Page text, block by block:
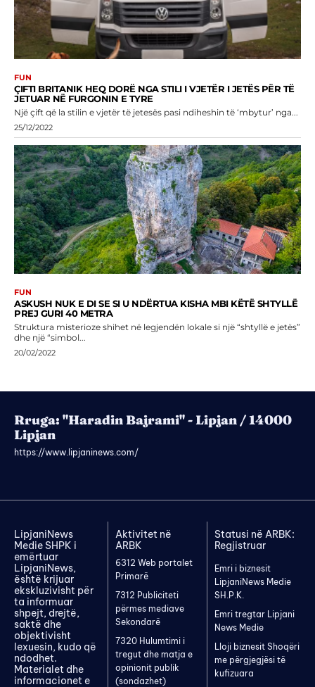
FUN
ÇIFTI BRITANIK HEQ DORË NGA STILI I VJETËR I JETËS PËR TË
JETUAR NË FURGONIN E TYRE
Një çift që la stilin e vjetër të jetesës pasi ndiheshin të ‘mbytur’ nga...
25/12/2022
FUN
ASKUSH NUK E DI SE SI U NDËRTUA KISHA MBI KËTË SHTYLLË
PREJ GURI 40 METRA
Struktura misterioze shihet në legjendën lokale si një “shtyllë e jetës”
dhe një “simbol...
20/02/2022
Rruga: "Haradin Bajrami" - Lipjan / 14000
Lipjan
https://www.lipjaninews.com/
LipjaniNews
Medie SHPK i
emërtuar
LipjaniNews,
është krijuar
ekskluzivisht për
ta informuar
shpejt, drejtë,
saktë dhe
objektivisht
lexuesin, kudo që
ndodhet.
Materialet dhe
informacionet e
Aktivitet në
ARBK
6312 Web portalet
Primarë
7312 Publiciteti
përmes mediave
Sekondarë
7320 Hulumtimi i
tregut dhe matja e
opinionit publik
(sondazhet)
Statusi në ARBK:
Regjistruar
Emri i biznesit
LipjaniNews Medie
SH.P.K.
Emri tregtar Lipjani
News Medie
Lloji biznesit Shoqëri
me përgjegjësi të
kufizuara